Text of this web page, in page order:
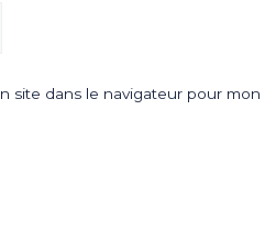
site dans le navigateur pour mon